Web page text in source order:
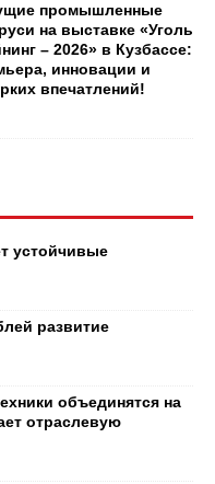
промышленные
на выставке «Уголь
– 2026» в Кузбассе:
инновации и
впечатлений!
устойчивые
развитие
объединятся на
отраслевую